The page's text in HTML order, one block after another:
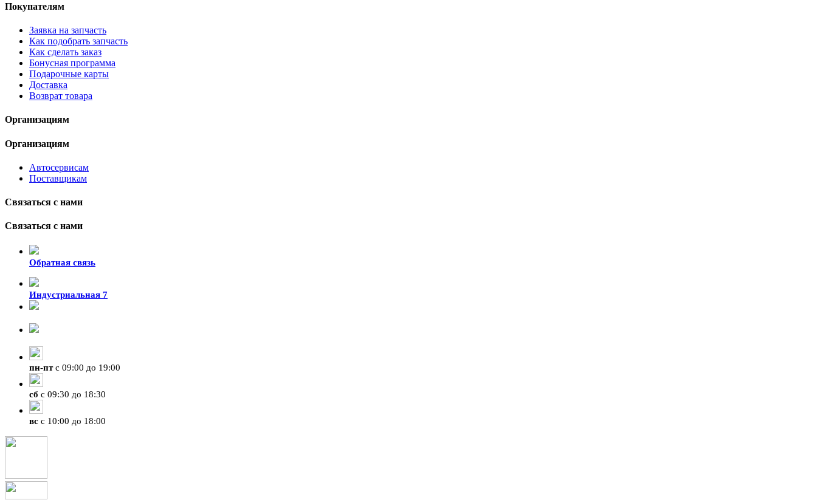
Покупателям
Заявка на запчасть
Как подобрать запчасть
Как сделать заказ
Бонусная программа
Подарочные карты
Доставка
Возврат товара
Организациям
Организациям
Автосервисам
Поставщикам
Связаться с нами
Связаться с нами
Обратная связь
Индустриальная 7
пн-птс 09:00 до 19:00
сб с 09:30 до 18:30
вс с 10:00 до 18:00